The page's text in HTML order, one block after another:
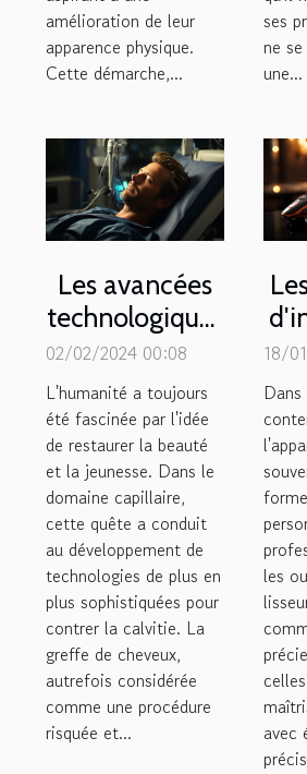
amélioration de leur
apparence physique.
Cette démarche,...
ses
ne
une...
Les avancées
technologiques
dans le
domaine de la
greffe de
cheveux
02/02/2024 00:08
L'humanité a toujours
été fascinée par l'idée
de restaurer la beauté
et la jeunesse. Dans le
domaine capillaire,
cette quête a conduit
au développement de
technologies de plus en
plus sophistiquées pour
contrer la calvitie. La
greffe de cheveux,
autrefois considérée
comme une procédure
risquée et...
18/
les
avec